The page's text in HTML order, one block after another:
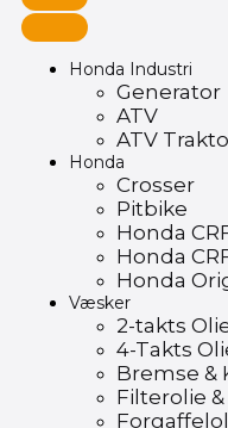
Honda Industri
Generator
ATV
ATV
Honda
Crosser
Pitbike
Honda
Honda
Honda
Væsker
2-takts
4-Takts
Bremse &
Filterolie &